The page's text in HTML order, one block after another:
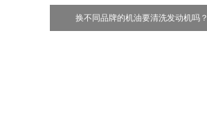
换不同品牌的机油要清洗发动机吗？